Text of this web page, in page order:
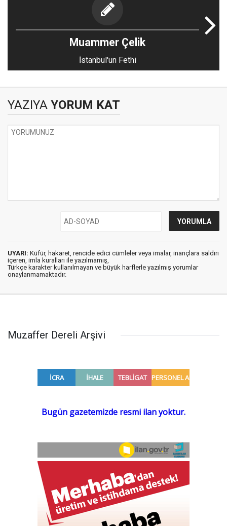
Muammer Çelik
İstanbul'un Fethi
YAZIYA YORUM KAT
UYARI: Küfür, hakaret, rencide edici cümleler veya imalar, inançlara saldırı
içeren, imla kuralları ile yazılmamış,
Türkçe karakter kullanılmayan ve büyük harflerle yazılmış yorumlar
onaylanmamaktadır.
Muzaffer Dereli Arşivi